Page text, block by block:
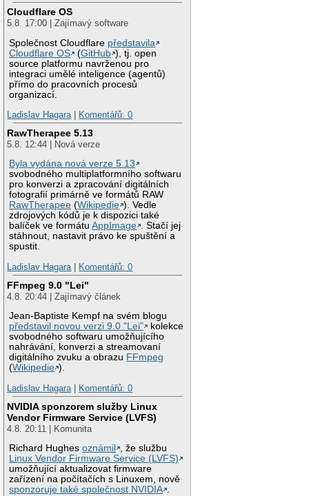
Cloudflare OS
5.8. 17:00 | Zajímavý software
Společnost Cloudflare představila
Cloudflare OS
(GitHub ), tj. open
source platformu navrženou pro
integraci umělé inteligence (agentů)
přímo do pracovních procesů
organizací.
Ladislav Hagara| Komentářů: 0
RawTherapee 5.13
5.8. 12:44 | Nová verze
Byla vydána nová verze 5.13
svobodného multiplatformního softwaru
pro konverzi a zpracování digitálních
fotografií primárně ve formátů RAW
RawTherapee (Wikipedie ). Vedle
zdrojových kódů je k dispozici také
balíček ve formátuAppImage . Stačí jej
stáhnout, nastavit právo ke spuštění a
spustit.
Ladislav Hagara| Komentářů: 0
FFmpeg 9.0 "Lei"
4.8. 20:44 | Zajímavý článek
Jean-Baptiste Kempf na svém blogu
představil novou verzi 9.0 "Lei"
kolekce
svobodného softwaru umožňujícího
nahrávání, konverzi a streamovaní
digitálního zvuku a obrazu FFmpeg
(Wikipedie ).
Ladislav Hagara| Komentářů: 0
NVIDIA sponzorem služby Linux
Vendor Firmware Service (LVFS)
4.8. 20:11 | Komunita
Richard Hughesoznámil
, že službu
Linux Vendor Firmware Service (LVFS)
umožňující aktualizovat firmware
zařízení na počítačích s Linuxem, nově
sponzoruje také společnost NVIDIA .